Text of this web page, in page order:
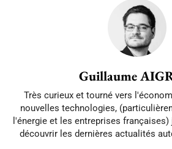
Guillaume
Très curieux et tourné vers
nouvelles technologies,
l'énergie et les entreprises
découvrir les dernières actualités